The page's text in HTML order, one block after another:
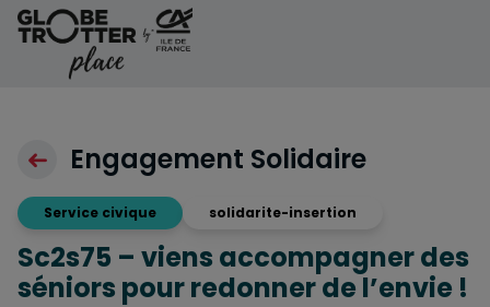
Aller au contenu
Engagement Solidaire
Service civique solidarite-insertion
Sc2s75 – viens accompagner des
séniors pour redonner de l’envie !